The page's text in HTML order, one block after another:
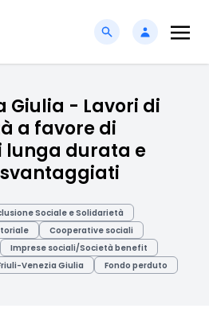
Giulia - Lavori di
a favore di
lunga durata e
Sociale e Solidarietà
Cooperative sociali
Imprese sociali/Società benefit
Venezia Giulia Fondo perduto